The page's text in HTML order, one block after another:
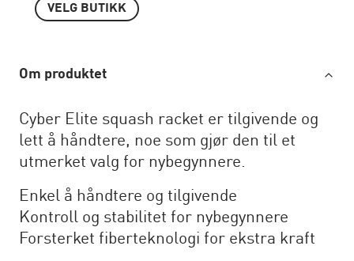
VELG BUTIKK
Om produktet
Cyber Elite squash racket er tilgivende og
lett å håndtere, noe som gjør den til et
utmerket valg for nybegynnere.
Enkel å håndtere og tilgivende
Kontroll og stabilitet for nybegynnere
Forsterket fiberteknologi for ekstra kraft